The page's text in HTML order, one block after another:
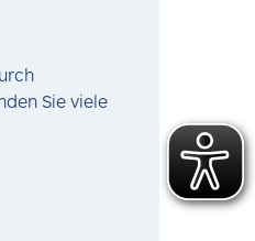
Sie viele